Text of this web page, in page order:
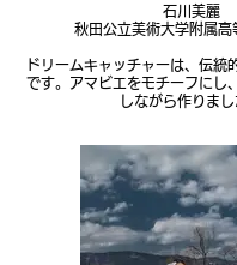
石川美麗
秋田公立美術大学附属高
ドリームキャッチャーは、伝統
です。アマビエをモチーフにし
しながら作りまし